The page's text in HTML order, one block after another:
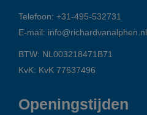
Telefoon: +31-495-532731
E-mail: info@richardvanalphen.nl
BTW: NL003218471B71
KvK: KvK 77637496
Openingstijden